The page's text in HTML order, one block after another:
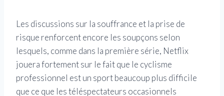
Les discussions sur la souffrance et la prise de
risque renforcent encore les soupçons selon
lesquels, comme dans la première série, Netflix
jouera fortement sur le fait que le cyclisme
professionnel est un sport beaucoup plus difficile
que ce que les téléspectateurs occasionnels